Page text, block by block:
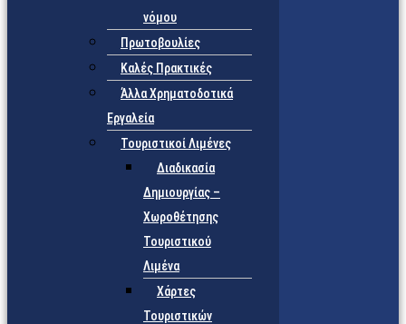
νόμου
Πρωτοβουλίες
Καλές Πρακτικές
Άλλα Χρηματοδοτικά
Εργαλεία
Τουριστικοί Λιμένες
Διαδικασία
Δημιουργίας –
Χωροθέτησης
Τουριστικού
Λιμένα
Χάρτες
Τουριστικών